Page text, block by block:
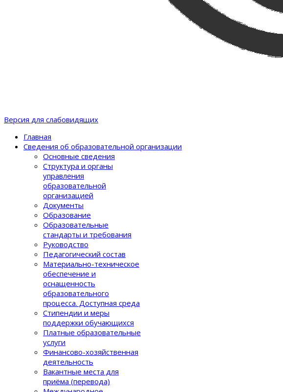
Версия для слабовидящих
Главная
Сведения об образовательной организации
Основные сведения
Структура и органы
управления
образовательной
организацией
Документы
Образование
Образовательные
стандарты и требования
Руководство
Педагогический состав
Материально-техническое
обеспечение и
оснащенность
образовательного
процеcса. Доступная среда
Стипендии и меры
поддержки обучающихся
Платные образовательные
услуги
Финансово-хозяйственная
деятельность
Вакантные места для
приёма (перевода)